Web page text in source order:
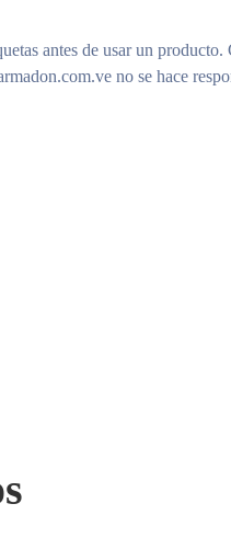
antes de usar un
no se hace